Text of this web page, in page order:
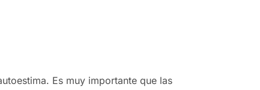
Es muy importante que las